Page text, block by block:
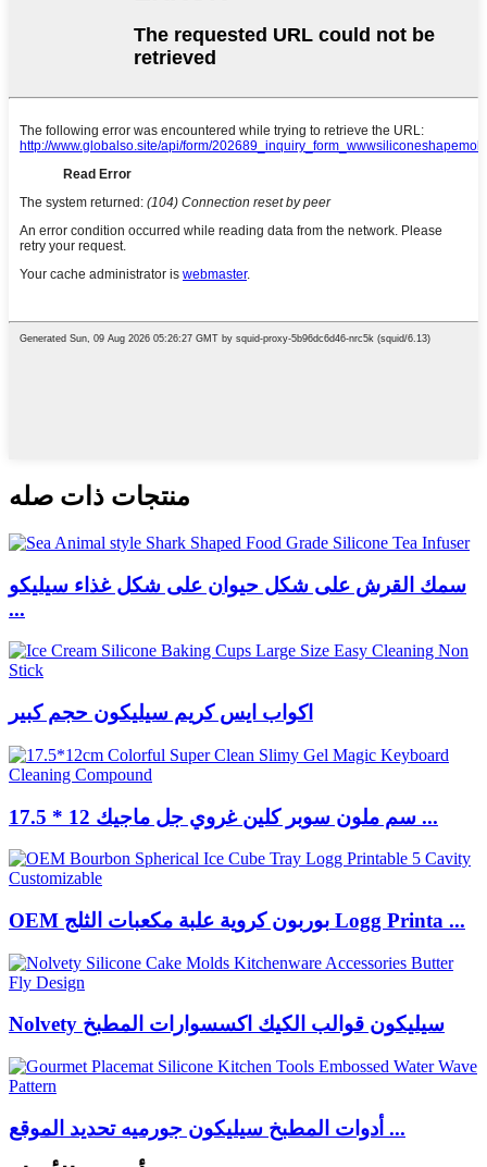
منتجات ذات صله
سمك القرش على شكل حيوان على شكل غذاء سيليكو
...
اكواب ايس كريم سيليكون حجم كبير
17.5 * 12 سم ملون سوبر كلين غروي جل ماجيك ...
OEM بوربون كروية علبة مكعبات الثلج Logg Printa ...
Nolvety سيليكون قوالب الكيك اكسسوارات المطبخ
أدوات المطبخ سيليكون جورميه تحديد الموقع ...